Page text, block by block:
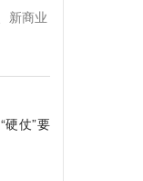
新商业
硬仗”要